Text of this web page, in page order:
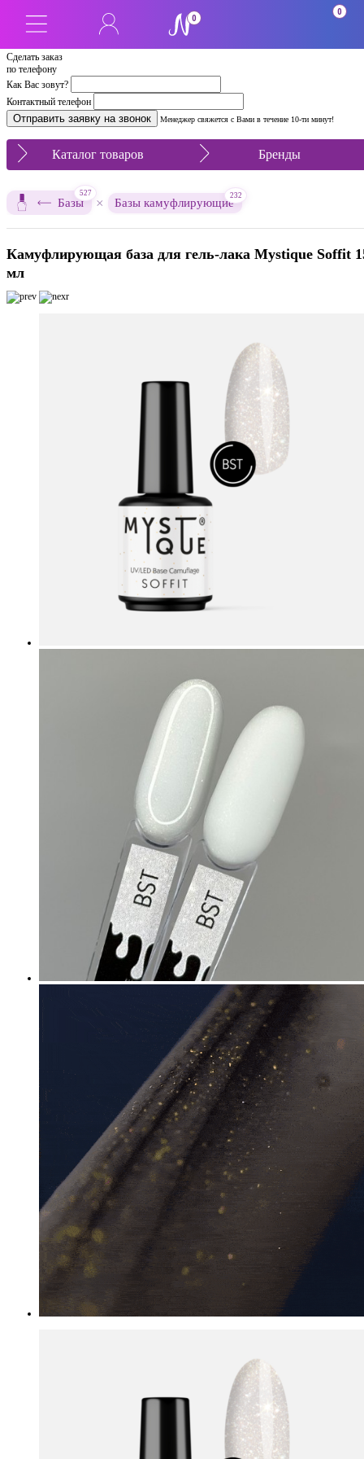
Сделать заказ
по телефону
Как Вас зовут?
Контактный телефон
Менеджер свяжется с Вами в течение 10-ти минут!
0
0
Каталог товаров Бренды
Базы
527
× Базы камуфлирующие
232
Камуфлирующая база для гель-лака Mystique Soffit
мл